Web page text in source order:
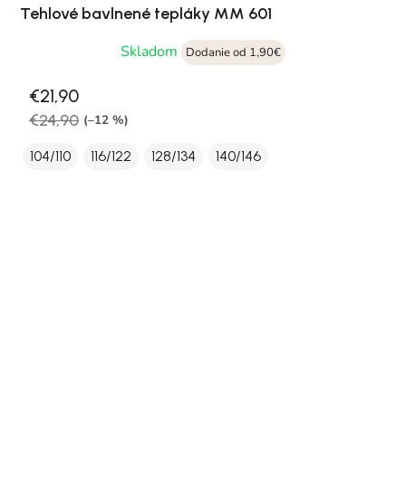
Tehlové bavlnené tepláky MM 601
Skladom
Dodanie od 1,90€
€21,90
€24,90 (–12 %)
104/110 116/122 128/134 140/146